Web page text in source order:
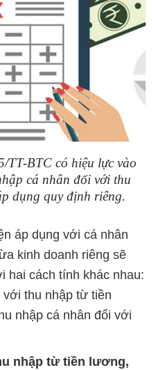
TT-BTC có hiệu lực vào
cá nhân đối với thu
dụng quy định riêng.
áp dụng với cá nhân
kinh doanh riêng sẽ
hai cách tính khác nhau:
thu nhập từ tiền
nhập cá nhân đối với
nhập từ tiền lương,